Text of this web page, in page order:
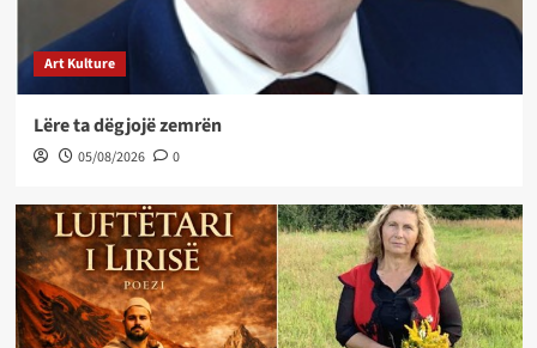
Art Kulture
Lëre ta dëgjojë zemrën
05/08/2026 0